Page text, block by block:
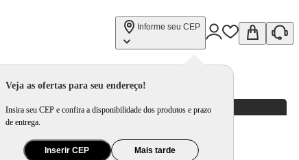
Informe seu CEP
Veja as ofertas para seu endereço!
Insira seu CEP e confira a disponibilidade dos produtos e prazo
de entrega.
Inserir CEP Mais tarde